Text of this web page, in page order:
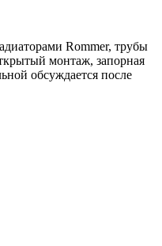
Rommer, трубы
монтаж, запорная
обсуждается после